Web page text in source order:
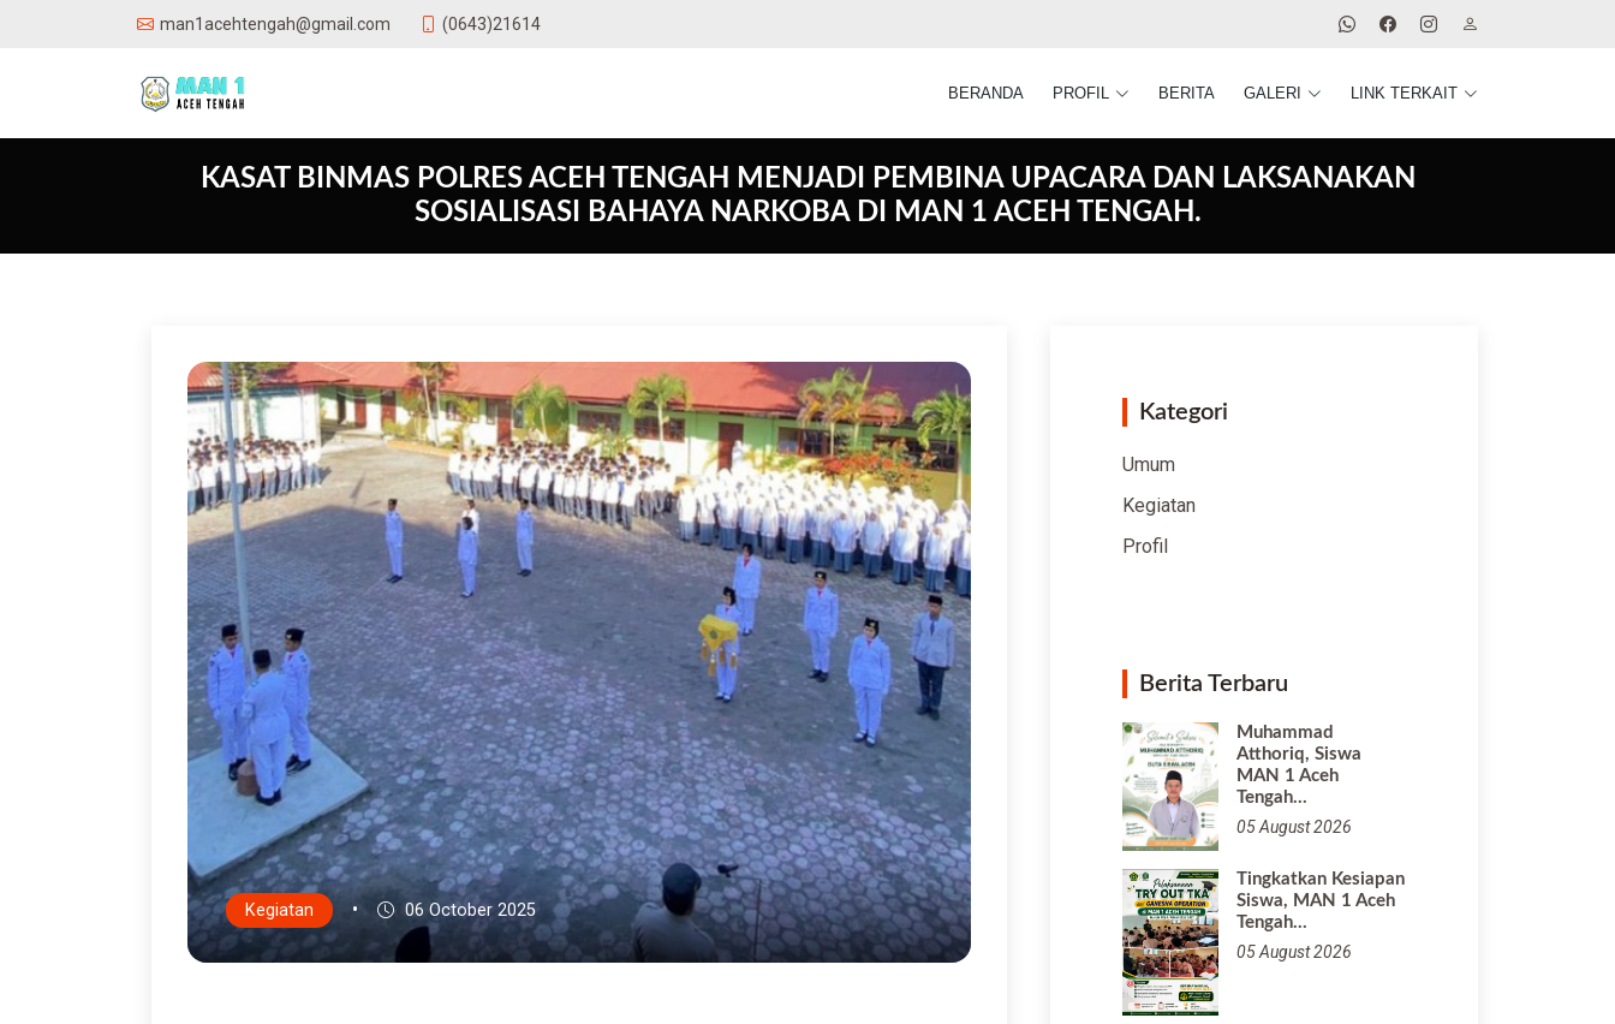
man1acehtengah@gmail.com (0643)21614
BERANDA PROFIL BERITA GALERI LINK TERKAIT
KASAT BINMAS POLRES ACEH TENGAH MENJADI PEMBINA UPACARA DAN LAKSANAKAN
SOSIALISASI BAHAYA NARKOBA DI MAN 1 ACEH TENGAH.
Kegiatan • 06 October 2025
Kategori
Umum
Kegiatan
Profil
Berita Terbaru
Muhammad
Atthoriq, Siswa
MAN 1 Aceh
Tengah…
05 August 2026
Tingkatkan Kesiapan
Siswa, MAN 1 Aceh
Tengah…
05 August 2026